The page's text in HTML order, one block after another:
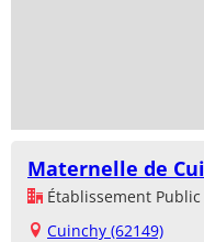
Maternelle de
Établissement Public
Cuinchy (62149)